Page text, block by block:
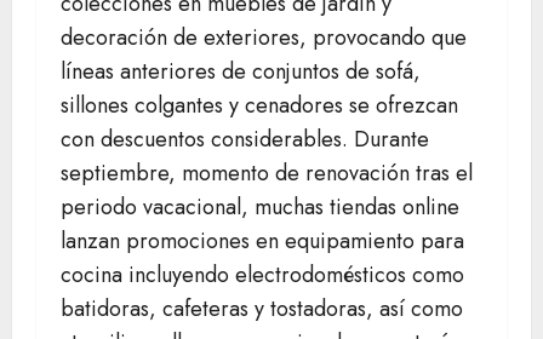
decoración de exteriores, provocando que
líneas anteriores de conjuntos de sofá,
sillones colgantes y cenadores se ofrezcan
con descuentos considerables. Durante
septiembre, momento de renovación tras el
periodo vacacional, muchas tiendas online
lanzan promociones en equipamiento para
cocina incluyendo electrodomésticos como
batidoras, cafeteras y tostadoras, así como